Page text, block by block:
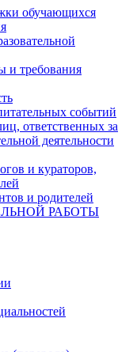
обучающихся
и требования
событий
ответственных за
деятельности
и кураторов,
и родителей
РАБОТЫ